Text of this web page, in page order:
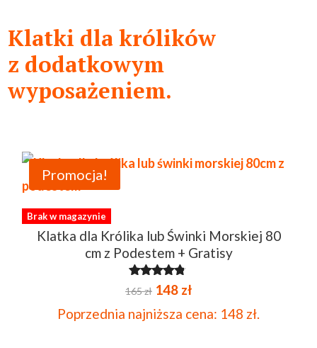
Klatki dla królików
z dodatkowym
wyposażeniem.
Promocja!
Brak w magazynie
Klatka dla Królika lub Świnki Morskiej 80
cm z Podestem + Gratisy
Oceniono
4.67
na 5
165zł Pierwotna
cena
148 złAktualna
cena
Poprzednia najniższa cena: 148 zł.